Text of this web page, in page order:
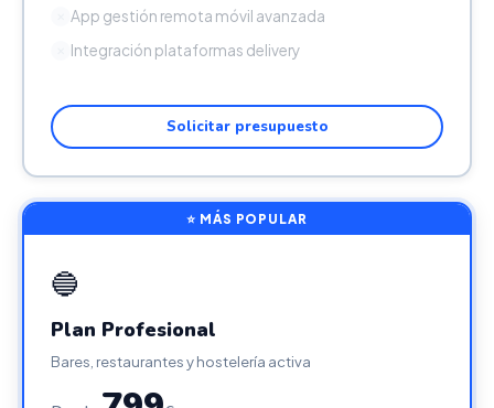
App gestión remota móvil avanzada
Integración plataformas delivery
Solicitar presupuesto
⭐ MÁS POPULAR
🔵
Plan Profesional
Bares, restaurantes y hostelería activa